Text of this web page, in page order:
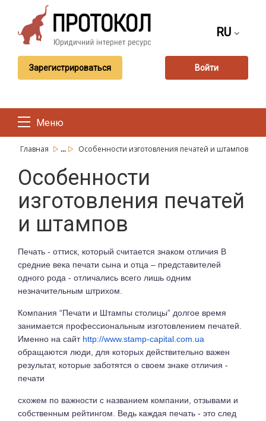
RU
Зарегистрироваться Войти
Меню
Главная ... Особенности изготовления печатей и штампов
Особенности
изготовления печатей
и штампов
Печать - оттиск, который считается знаком отличия В
средние века печати сына и отца – представителей
одного рода - отличались всего лишь одним
незначительным штрихом.
Компания “Печати и Штампы столицы” долгое время
занимается профессиональным изготовлением печатей.
Именно на сайт http://www.stamp-capital.com.ua
обращаются люди, для которых действительно важен
результат, которые заботятся о своем знаке отличия -
печати
схожем по важности с названием компании, отзывами и
собственным рейтингом. Ведь каждая печать - это след